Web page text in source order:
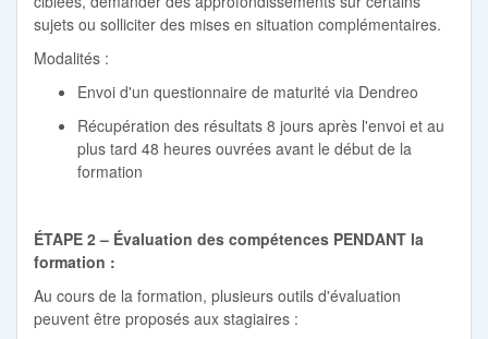
sujets ou solliciter des mises en situation complémentaires.
Modalités :
Envoi d'un questionnaire de maturité via Dendreo
Récupération des résultats 8 jours après l'envoi et au
plus tard 48 heures ouvrées avant le début de la
formation
ÉTAPE 2 – Évaluation des compétences PENDANT la
formation :
Au cours de la formation, plusieurs outils d'évaluation
peuvent être proposés aux stagiaires :